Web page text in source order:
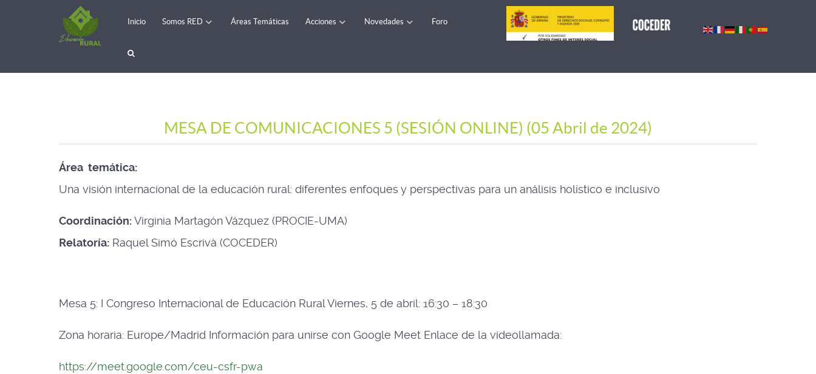
Inicio Somos RED Áreas Temáticas Acciones Novedades Foro
MESA DE COMUNICACIONES 5 (SESIÓN ONLINE) (05 Abril de 2024)
Área temática:
Una visión internacional de la educación rural: diferentes enfoques y perspectivas para un análisis holístico e inclusivo
Coordinación:Virginia Martagón Vázquez (PROCIE-UMA)
Relatoría: Raquel Simó Escrivà (COCEDER)
Mesa 5: I Congreso Internacional de Educación Rural Viernes, 5 de abril: 16:30 – 18:30
Zona horaria: Europe/Madrid Información para unirse con Google Meet Enlace de la videollamada:
https://meet.google.com/ceu-csfr-pwa